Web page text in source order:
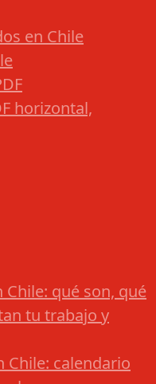
en Chile
horizontal,
qué son, qué
tu trabajo y
Chile: calendario